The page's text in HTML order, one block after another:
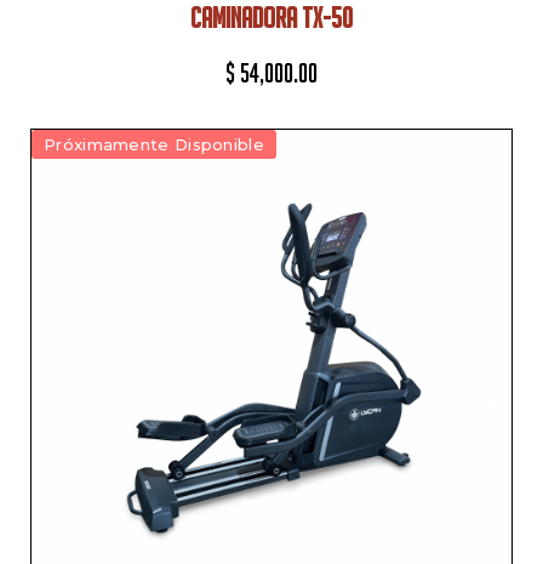
CAMINADORA TX-50
$ 54,000.00
Próximamente Disponible